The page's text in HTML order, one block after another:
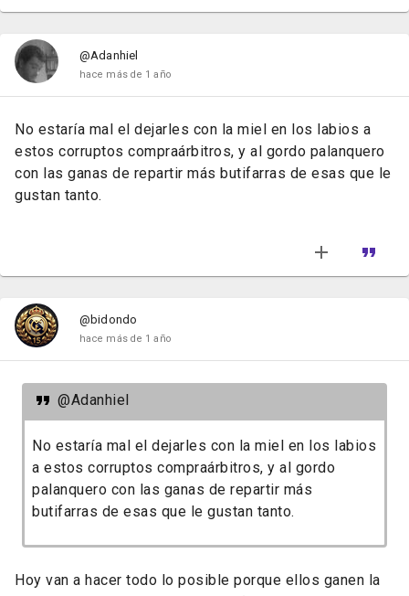
@Adanhiel
hace más de 1 año
No estaría mal el dejarles con la miel en los labios a
estos corruptos compraárbitros, y al gordo palanquero
con las ganas de repartir más butifarras de esas que le
gustan tanto.
@bidondo
hace más de 1 año
@Adanhiel
No estaría mal el dejarles con la miel en los labios
a estos corruptos compraárbitros, y al gordo
palanquero con las ganas de repartir más
butifarras de esas que le gustan tanto.
Hoy van a hacer todo lo posible porque ellos ganen la